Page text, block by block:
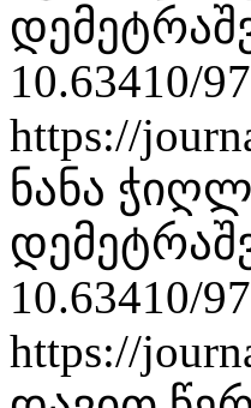
10.63410/
https://
ნანა
10.63410/
https://